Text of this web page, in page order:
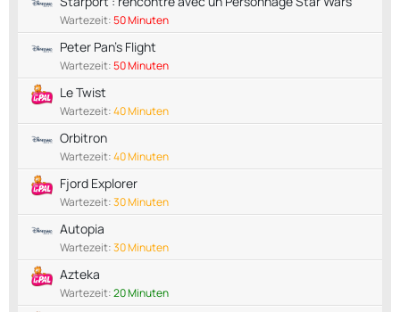
Wartezeit:50 Minuten
Peter Pan's Flight
Wartezeit:50 Minuten
Le Twist
Wartezeit:40 Minuten
Orbitron
Wartezeit:40 Minuten
Fjord Explorer
Wartezeit:30 Minuten
Autopia
Wartezeit:30 Minuten
Azteka
Wartezeit:20 Minuten